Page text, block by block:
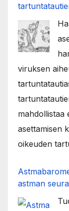
viruksen
mahdollistaa
asettamisen
oikeuden
astman